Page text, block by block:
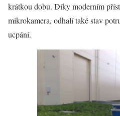
krátkou dobu. Díky moderním
mikrokamera, odhalí také stav
ucpání.